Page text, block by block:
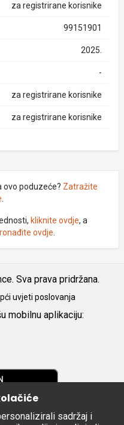
za registrirane korisnike
99151901
2025.
-
za registrirane korisnike
za registrirane korisnike
ovo poduzeće? Zatražite
kliknite ovdje, a
ovdje
Sva prava pridržana.
uvjeti poslovanja
mobilnu aplikaciju:
sadržaj i